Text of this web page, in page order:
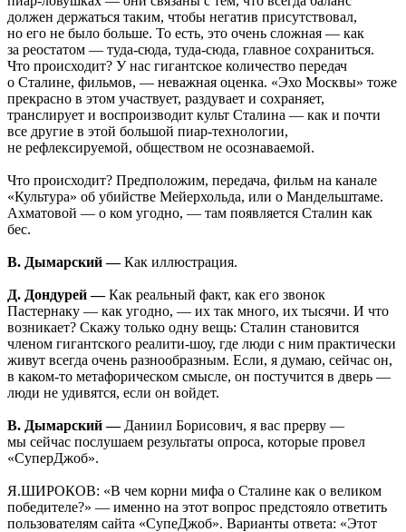
должен держаться таким, чтобы негатив присутствовал,
но его не было больше. То есть, это очень сложная — как
за реостатом — туда-сюда, туда-сюда, главное сохраниться.
Что происходит? У нас гигантское количество передач
о Сталине, фильмов, — неважная оценка. «Эхо Москвы» тоже
прекрасно в этом участвует, раздувает и сохраняет,
транслирует и воспроизводит культ Сталина — как и почти
все другие в этой большой пиар-технологии,
не рефлексируемой, обществом не осознаваемой.
Что происходит? Предположим, передача, фильм на канале
«Культура» об убийстве Мейерхольда, или о Мандельштаме.
Ахматовой — о ком угодно, — там появляется Сталин как
бес.
В. Дымарский —Как иллюстрация.
Д. Дондурей —Как реальный факт, как его звонок
Пастернаку — как угодно, — их так много, их тысячи. И что
возникает? Скажу только одну вещь: Сталин становится
членом гигантского реалити-шоу, где люди с ним практически
живут всегда очень разнообразным. Если, я думаю, сейчас он,
в каком-то метафорическом смысле, он постучится в дверь —
люди не удивятся, если он войдет.
В. Дымарский —Даниил Борисович, я вас прерву —
мы сейчас послушаем результаты опроса, которые провел
«СуперДжоб».
Я.ШИРОКОВ: «В чем корни мифа о Сталине как о великом
победителе?» — именно на этот вопрос предстояло ответить
пользователям сайта «СупеДжоб». Варианты ответа: «Этот